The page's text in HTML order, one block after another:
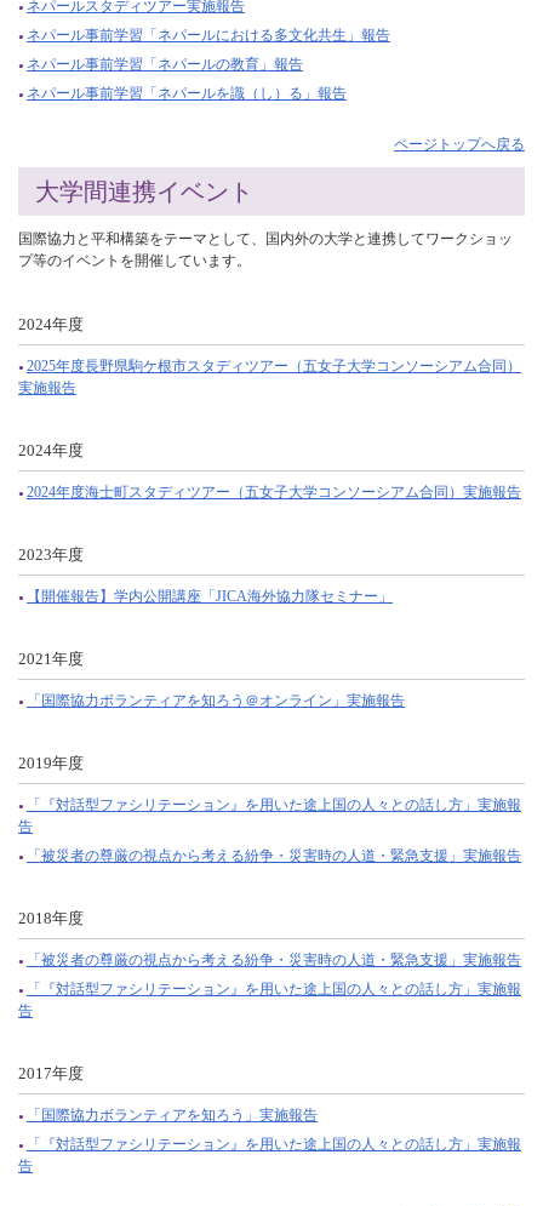
ネパールスタディツアー実施報告
ネパール事前学習「ネパールにおける多文化共生」報告
ネパール事前学習「ネパールの教育」報告
ネパール事前学習「ネパールを識（し）る」報告
ページトップへ戻る
大学間連携イベント
国際協力と平和構築をテーマとして、国内外の大学と連携してワークショッ
プ等のイベントを開催しています。
2024年度
2025年度長野県駒ケ根市スタディツアー（五女子大学コンソーシアム合同）
実施報告
2024年度
2024年度海士町スタディツアー（五女子大学コンソーシアム合同）実施報告
2023年度
【開催報告】学内公開講座「JICA海外協力隊セミナー」
2021年度
「国際協力ボランティアを知ろう＠オンライン」実施報告
2019年度
「『対話型ファシリテーション』を用いた途上国の人々との話し方」実施報
告
「被災者の尊厳の視点から考える紛争・災害時の人道・緊急支援」実施報告
2018年度
「被災者の尊厳の視点から考える紛争・災害時の人道・緊急支援」実施報告
「『対話型ファシリテーション』を用いた途上国の人々との話し方」実施報
告
2017年度
「国際協力ボランティアを知ろう」実施報告
「『対話型ファシリテーション』を用いた途上国の人々との話し方」実施報
告